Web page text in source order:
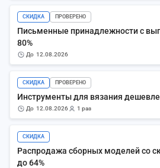
СКИДКА ПРОВЕРЕНО
Письменные принадлежности с
80%
до 12.08.2026
СКИДКА ПРОВЕРЕНО
Инструменты для вязания дешевле
до 12.08.2026 1 раз
СКИДКА
Распродажа сборных моделей со
до 64%